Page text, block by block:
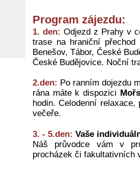
Program zájezdu:
1. den: Odjezd z Prahy v
trase na hraniční
Benešov, Tábor, České
České Budějovice. Noční
2.den: Po ranním dojezdu
rána máte k dispozici
hodin. Celodenní
večeře.
3. - 5.den: Vaše
Náš průvodce vám v
procházek či fakultativních